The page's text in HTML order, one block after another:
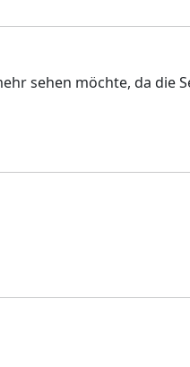
sehen möchte, da die